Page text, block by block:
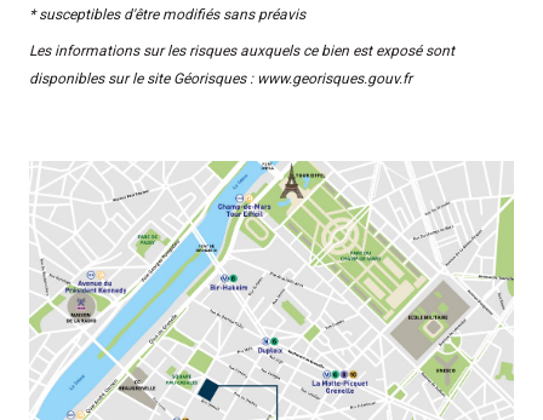
* susceptibles d'être modifiés sans préavis
Les informations sur les risques auxquels ce bien est exposé sont
disponibles sur le site Géorisques : www.georisques.gouv.fr